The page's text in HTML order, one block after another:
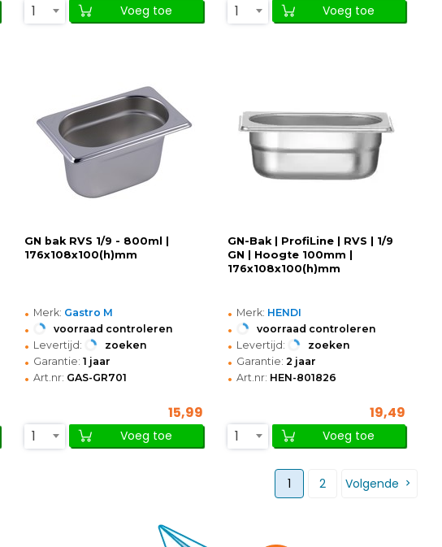
1
Voeg toe
1
Voeg toe
GN bak RVS 1/9 - 800ml |
176x108x100(h)mm
• Merk: Gastro M
• voorraad controleren
• Levertijd: zoeken
• Garantie: 1 jaar
• Art.nr: GAS-GR701
15,99
1
Voeg toe
GN-Bak | ProfiLine | RVS | 1/9
GN | Hoogte 100mm |
176x108x100(h)mm
• Merk: HENDI
• voorraad controleren
• Levertijd: zoeken
• Garantie: 2 jaar
• Art.nr: HEN-801826
19,49
1
Voeg toe
1 2 Volgende